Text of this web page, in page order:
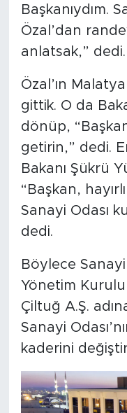
Başkanıydım.
Özal’dan
anlatsak,” dedi.
Özal’ın
gittik. O da
dönüp,
getirin,” dedi.
Bakanı Şükrü
“Başkan,
Sanayi Odası
dedi.
Böylece
Yönetim
Çiltuğ A.Ş.
Sanayi
kaderini